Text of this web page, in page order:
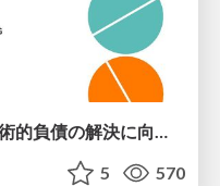
社内データ利活用の推進と技術的負債の解決に向けた取り組み
5 570